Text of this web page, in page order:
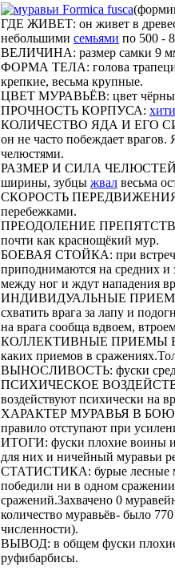
Formica fusca
ГДЕ ЖИВЕТ: он живет в
небольшими семьями по 500 -
ВЕЛИЧИНА: размер самки 9
ФОРМА ТЕЛА: голова
крепкие, весьма крупные.
ЦВЕТ МУРАВЬЁВ: цвет чёрный
ПРОЧНОСТЬ КОРПУСА:
КОЛИЧЕСТВО ЯДА И ЕГО
он не часто побеждает
челюстями.
РАЗМЕР И СИЛА ЧЕЛЮСТЕЙ:
ширины, зубцы жвал весьма
СКОРОСТЬ ПЕРЕДВИЖЕНИЯ:
перебежками.
ПРЕОДОЛЕНИЕ ПРЕПЯТСТВИЙ:
почти как краснощёкий мур.
БОЕВАЯ СТОЙКА: при встрече
приподнимаются на средних и
между ног и ждут нападения
ИНДИВИДУАЛЬНЫЕ ПРИЕМЫ
схватить врага за лапу и
на врага сообща вдвоем,
КОЛЛЕКТИВНЫЕ ПРИЕМЫ БОЯ:
каких приемов в
ВЫНОСЛИВОСТЬ: фуски
ПСИХИЧЕСКОЕ
воздействуют психически на
ХАРАКТЕР МУРАВЬЯ В БОЮ:
правило отступают при
ИТОГИ: фуски плохие воины и
для них и ничейный муравьи
СТАТИСТИКА: бурые лесные
победили ни в одном
сражений.Захвачено 0
количество муравьёв- было
численности).
ВЫВОД: в общем фуски плохие
руфибарбисы.